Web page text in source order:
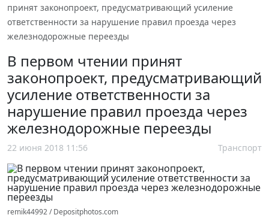
принят законопроект, предусматривающий усиление
ответственности за нарушение правил проезда через
железнодорожные переезды
В первом чтении принят
законопроект, предусматривающий
усиление ответственности за
нарушение правил проезда через
железнодорожные переезды
22 июня 2018 11:56 Транспорт
remik44992 / Depositphotos.com